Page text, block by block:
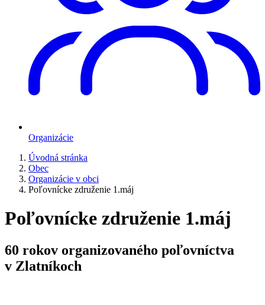
Organizácie
Úvodná stránka
Obec
Organizácie v obci
Poľovnícke združenie 1.máj
Poľovnícke združenie 1.máj
60 rokov organizovaného poľovníctva
v Zlatníkoch